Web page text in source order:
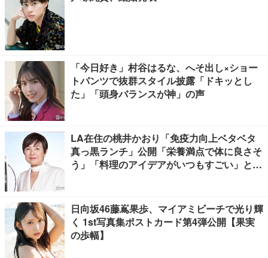
「今日好き」村谷はるな、へそ出し×ショー
トパンツで抜群スタイル披露「ドキッとし
た」「頭身バランスが神」の声
LA在住の桃井かおり「免疫力向上ベタベタ
真っ黒ランチ」公開「栄養満点で体に良さそ
う」「料理のアイデアがいつもすごい」と反
日向坂46藤嶌果歩、マイアミビーチで光り輝
く 1st写真集ポストカード第4弾公開【果実
の歩幅】